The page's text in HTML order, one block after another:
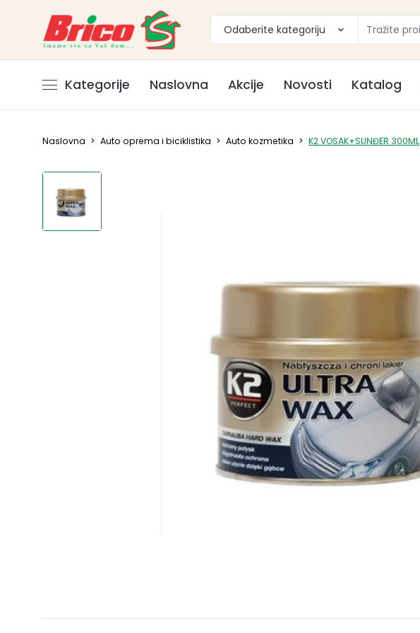
Odaberite kategoriju
Kategorije Naslovna Akcije Novosti Katalog
Naslovna > Auto oprema i biciklistika > Auto kozmetika > K2 VOSAK+SUNĐER 300ML